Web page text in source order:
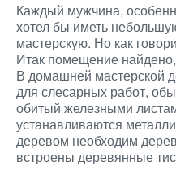
Каждый мужчина,
хотел бы иметь
мастерскую. Но как
Итак помещение
В домашней мастерской
для слесарных работ,
обитый железными
устанавливаются
деревом необходим
встроены деревянные